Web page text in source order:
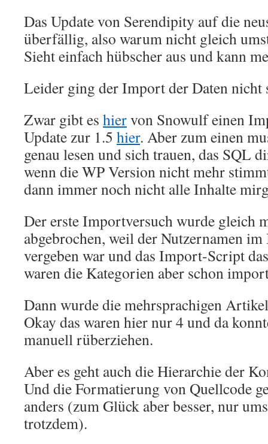
Das Update von Serendipity auf die
überfällig, also warum nicht gleich
Sieht einfach hübscher aus und kann
Leider ging der Import der Daten nicht
Zwar gibt es hiervon Snowulf einen
Update zur 1.5 hier. Aber zum einen
genau lesen und sich trauen, das SQL
wenn die WP Version nicht mehr
dann immer noch nicht alle Inhalte
Der erste Importversuch wurde gleich
abgebrochen, weil der Nutzernamen
vergeben war und das Import-Script
waren die Kategorien aber schon
Dann wurde die mehrsprachigen
Okay das waren hier nur 4 und da
manuell rüberziehen.
Aber es geht auch die Hierarchie der
Und die Formatierung von Quellcode
anders (zum Glück aber besser, nur
trotzdem).